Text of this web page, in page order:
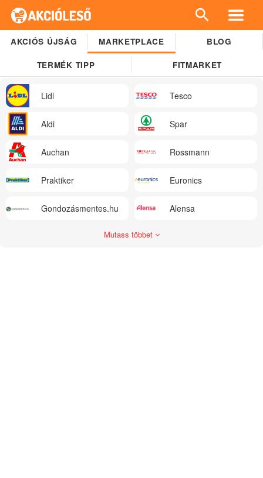
AKCIÓS ÚJSÁG MARKETPLACE BLOG
TERMÉK TIPP FITMARKET
Lidl Tesco
Aldi Spar
Auchan Rossmann
Praktiker Euronics
Gondozásmentes.hu Alensa
Mutass többet